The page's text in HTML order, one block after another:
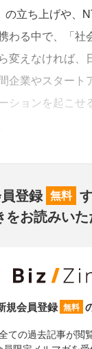
の立ち上げや、
わる中で、「社
変えなければ、
企業やスタート
ションを起こせ
登録 無料
をお読みい
規会員登録 無料
全ての過去記事が閲